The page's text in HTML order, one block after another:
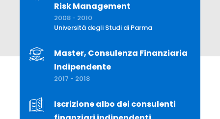
Risk Management
2008 - 2010
Università degli Studi di Parma
Master, Consulenza Finanziaria
Indipendente
2017 - 2018
Iscrizione albo dei consulenti